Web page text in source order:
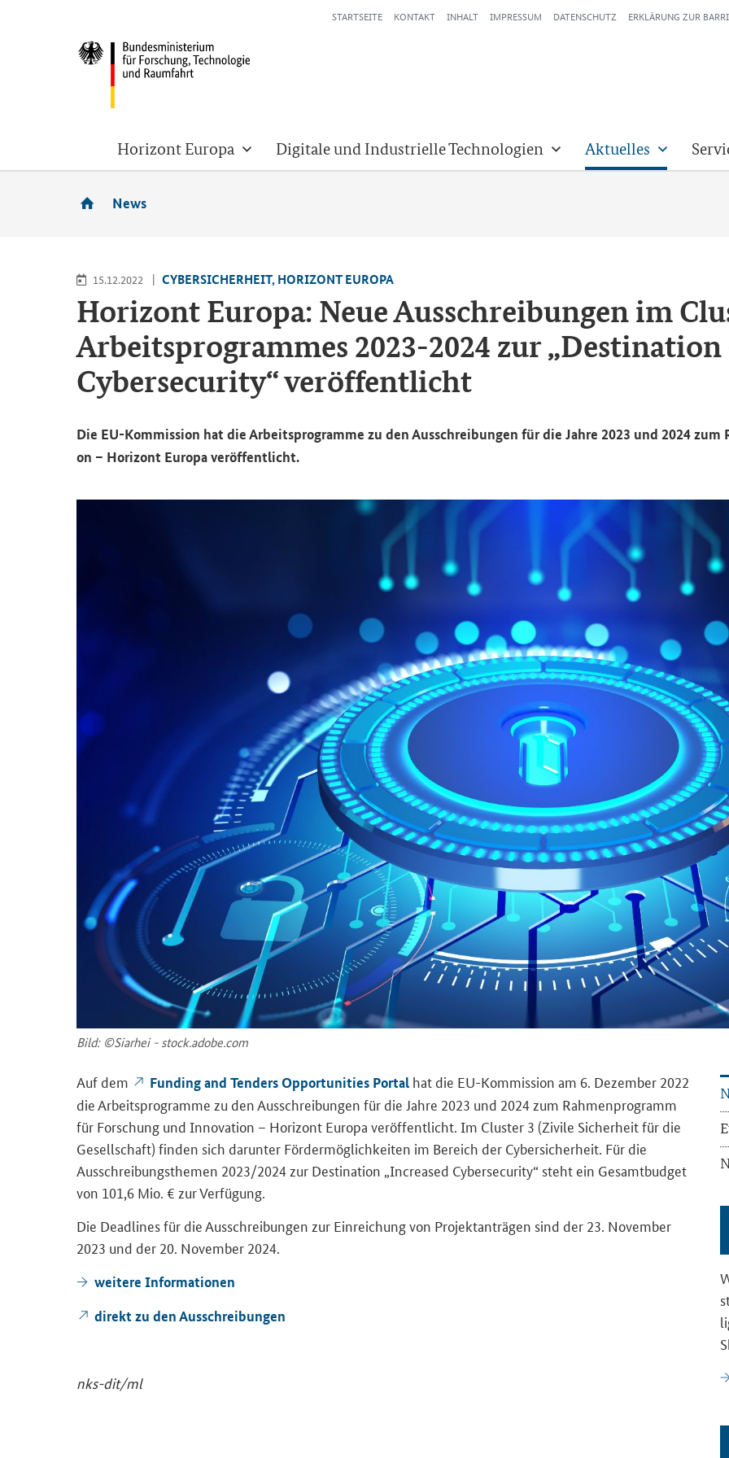
STARTSEITE KONTAKT INHALT IMPRESSUM DATENSCHUTZ ERKLÄRUNG ZUR
Horizont Europa Digitale und Industrielle Technologien Aktuelles
News
15.12.2022 CY­BER­SI­CHER­HEIT, HO­RI­ZONT EU­RO­PA
Ho­ri­zont Eu­ro­pa: Neue Aus­schrei­bun­gen im
Ar­beits­pro­gram­mes 2023-​2024 zur „Destination
Cybersecurity“ ver­öf­fent­licht
Die EU-​Kommission hat die Ar­beits­pro­gram­me zu den Aus­schrei­bun­gen für die Jahre 2023 und 2024
on – Ho­ri­zont Eu­ro­pa ver­öf­fent­licht.
Bild: ©Siar­hei - stock.adobe.com
Auf dem Funding and Tenders Opportunities Portal hat die EU-​Kommission am 6. De­zem­ber 2022
die Ar­beits­pro­gram­me zu den Aus­schrei­bun­gen für die Jahre 2023 und 2024 zum Rah­men­pro­gramm
für For­schung und In­no­va­ti­on – Ho­ri­zont Eu­ro­pa ver­öf­fent­licht. Im Cluster 3 (Zi­vi­le Si­cher­heit für die
Ge­sell­schaft) fin­den sich dar­un­ter För­der­mög­lich­kei­ten im Be­reich der Cybersi­cher­heit. Für die
Aus­schrei­bungs­the­men 2023/2024 zur Destination „Increased Cybersecurity“ steht ein Ge­samt­bud­get
von 101,6 Mio. € zur Ver­fü­gung.
Die Deadlinesfür die Aus­schrei­bun­gen zur Ein­rei­chung von Pro­jekt­an­trä­gen sind der 23. No­vem­ber
2023 und der 20. No­vem­ber 2024.
wei­te­re In­for­ma­tio­nen
di­rekt zu den Aus­schrei­bun­gen
nks-​dit/ml